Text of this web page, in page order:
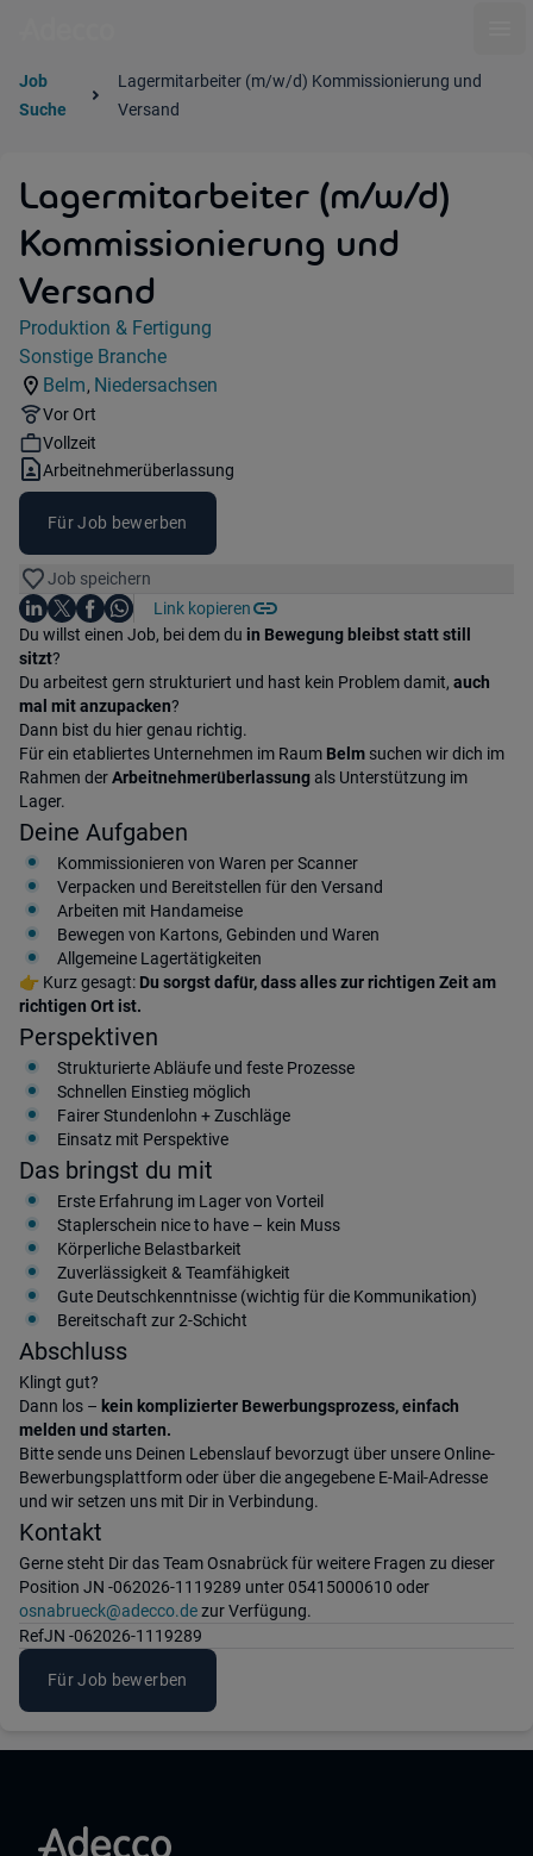
Job
Suche
Lagermitarbeiter (m/w/d) Kommissionierung und
Versand
Lagermitarbeiter (m/w/d)
Kommissionierung und
Versand
Jobdetails
Kategorie:
Produktion & Fertigung
Industry:
Sonstige Branche
Standorte:
Belm,
Region:
Niedersachsen
Remote Option:
Vor Ort
Workhours:
Vollzeit
Vertragsart:
Arbeitnehmerüberlassung
Für Job bewerben
Job speichern
Teile diesen Job
Auf LinkedIn teilen
Auf X teilen
Auf Facebook teilen
Auf WhatsApp teilen
Link kopieren
Einleitung
Du willst einen Job, bei dem du in Bewegung bleibst statt still
sitzt?
Du arbeitest gern strukturiert und hast kein Problem damit, auch
mal mit anzupacken?
Dann bist du hier genau richtig.
Für ein etabliertes Unternehmen im Raum Belm suchen wir dich im
Rahmen derArbeitnehmerüberlassungals Unterstützung im
Lager.
Deine Aufgaben
Kommissionieren von Waren per Scanner
Verpacken und Bereitstellen für den Versand
Arbeiten mit Handameise
Bewegen von Kartons, Gebinden und Waren
Allgemeine Lagertätigkeiten
👉 Kurz gesagt: Du sorgst dafür, dass alles zur richtigen Zeit am
richtigen Ort ist.
Perspektiven
Strukturierte Abläufe und feste Prozesse
Schnellen Einstieg möglich
Fairer Stundenlohn + Zuschläge
Einsatz mit Perspektive
Das bringst du mit
Erste Erfahrung im Lager von Vorteil
Staplerschein nice to have – kein Muss
Körperliche Belastbarkeit
Zuverlässigkeit & Teamfähigkeit
Gute Deutschkenntnisse (wichtig für die Kommunikation)
Bereitschaft zur 2-Schicht
Abschluss
Klingt gut?
Dann los – kein komplizierter Bewerbungsprozess, einfach
melden und starten.
Bitte sende uns Deinen Lebenslauf bevorzugt über unsere Online-
Bewerbungsplattform oder über die angegebene E-Mail-Adresse
und wir setzen uns mit Dir in Verbindung.
Kontakt
Gerne steht Dir das Team Osnabrück für weitere Fragen zu dieser
Position JN -062026-1119289 unter 05415000610 oder
osnabrueck@adecco.dezur Verfügung.
RefJN -062026-1119289
Für Job bewerben